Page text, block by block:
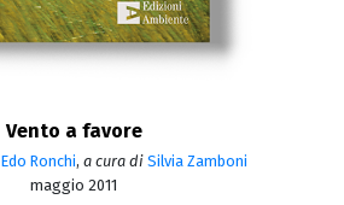
Vento a favore
Edo Ronchi, a cura di Silvia Zamboni
maggio 2011